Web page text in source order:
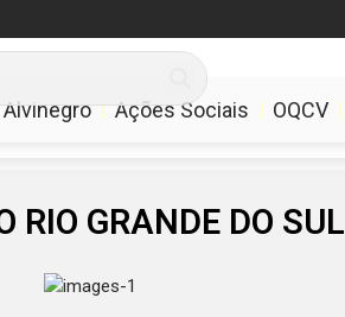
Ações Sociais OQCV
RIO GRANDE DO SUL